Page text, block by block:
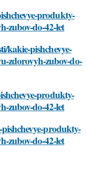
produkty-
zubov-do-42-let
kakie-pishchevye-
zdorovyh-zubov-do-
produkty-
zubov-do-42-let
produkty-
zubov-do-42-let